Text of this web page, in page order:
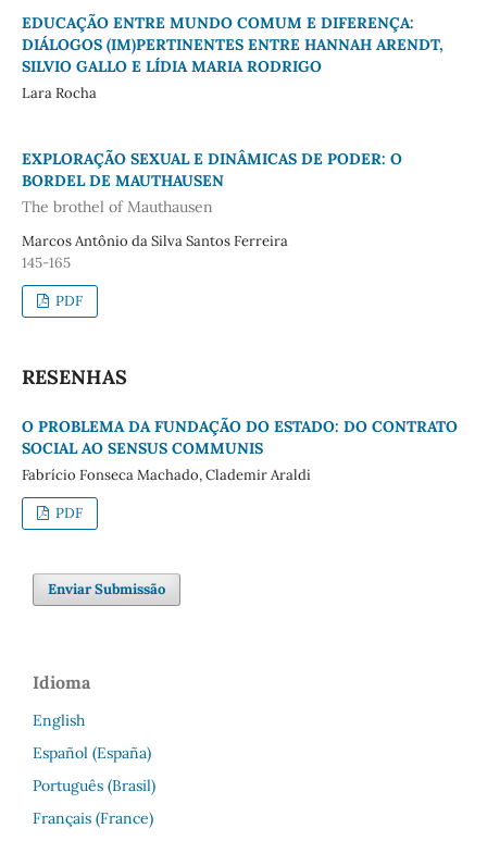
EDUCAÇÃO ENTRE MUNDO COMUM E DIFERENÇA:
DIÁLOGOS (IM)PERTINENTES ENTRE HANNAH ARENDT,
SILVIO GALLO E LÍDIA MARIA RODRIGO
Lara Rocha
EXPLORAÇÃO SEXUAL E DINÂMICAS DE PODER: O
BORDEL DE MAUTHAUSEN
The brothel of Mauthausen
Marcos Antônio da Silva Santos Ferreira
145-165
PDF
RESENHAS
O PROBLEMA DA FUNDAÇÃO DO ESTADO: DO CONTRATO
SOCIAL AO SENSUS COMMUNIS
Fabrício Fonseca Machado, Clademir Araldi
PDF
Enviar Submissão
Idioma
English
Español (España)
Português (Brasil)
Français (France)